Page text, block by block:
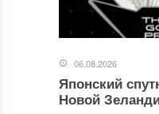
06.08.2026
Японский
Новой